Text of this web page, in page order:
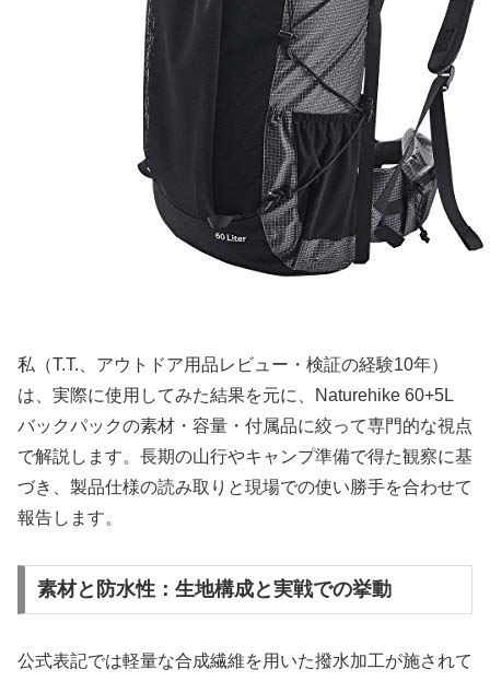
私（T.T.、アウトドア用品レビュー・検証の経験10年）
は、実際に使用してみた結果を元に、Naturehike 60+5L
バックパックの素材・容量・付属品に絞って専門的な視点
で解説します。長期の山行やキャンプ準備で得た観察に基
づき、製品仕様の読み取りと現場での使い勝手を合わせて
報告します。
素材と防水性：生地構成と実戦での挙動
公式表記では軽量な合成繊維を用いた撥水加工が施されて